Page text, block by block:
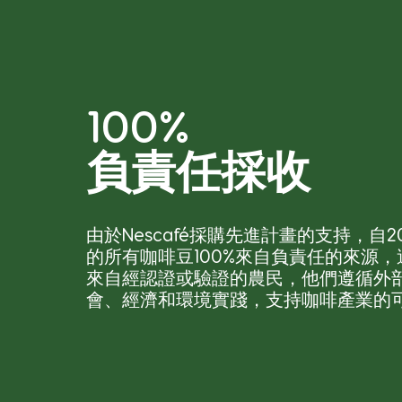
100%
負責任採收
由於Nescafé採購先進計畫的支持，自
的所有咖啡豆100%來自負責任的來源
來自經認證或驗證的農民，他們遵循外
會、經濟和環境實踐，支持咖啡產業的